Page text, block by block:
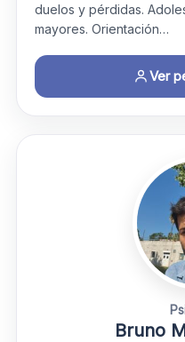
duelos y pérdidas.
mayores. Orientación…
Ver
Bruno